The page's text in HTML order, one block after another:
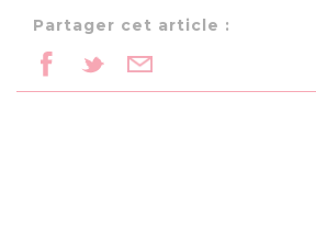
Partager cet article :